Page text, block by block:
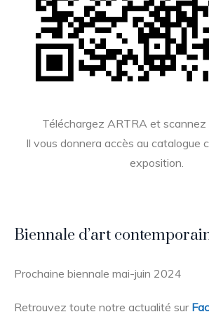
Téléchargez ARTRA et scannez
Il vous donnera accès au catalogue
exposition.
Biennale d’art
Prochaine biennale mai-juin 2024
Retrouvez toute notre actualité sur